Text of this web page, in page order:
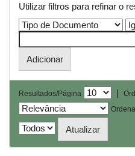
Utilizar filtros para refinar o
Resultados/Página |